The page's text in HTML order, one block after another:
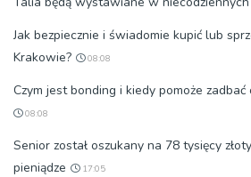
Jak bezpiecznie i świadomie kupić lub
Krakowie?
08:08
Czym jest bonding i kiedy pomoże zadbać
08:08
Senior został oszukany na 78 tysięcy
pieniądze
17:05